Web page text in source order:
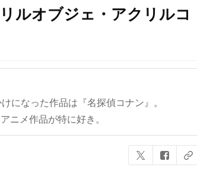
ルオブジェ・アクリルコ
になった作品は『名探偵コナン』。
ニメ作品が特に好き。